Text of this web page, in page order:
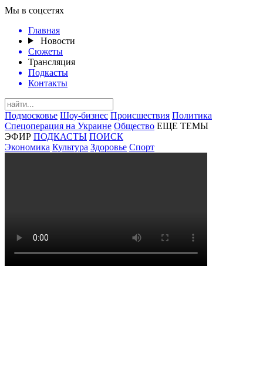
Мы в соцсетях
Главная
Новости
Сюжеты
Трансляция
Подкасты
Контакты
Подмосковье Шоу-бизнес Происшествия Политика
Спецоперация на Украине Общество ЕЩЕ ТЕМЫ
ЭФИР ПОДКАСТЫ ПОИСК
Экономика Культура Здоровье Спорт